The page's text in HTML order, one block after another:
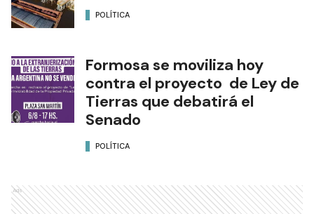
POLÍTICA
Formosa se moviliza hoy
contra el proyecto de Ley de
Tierras que debatirá el
Senado
POLÍTICA
Ads